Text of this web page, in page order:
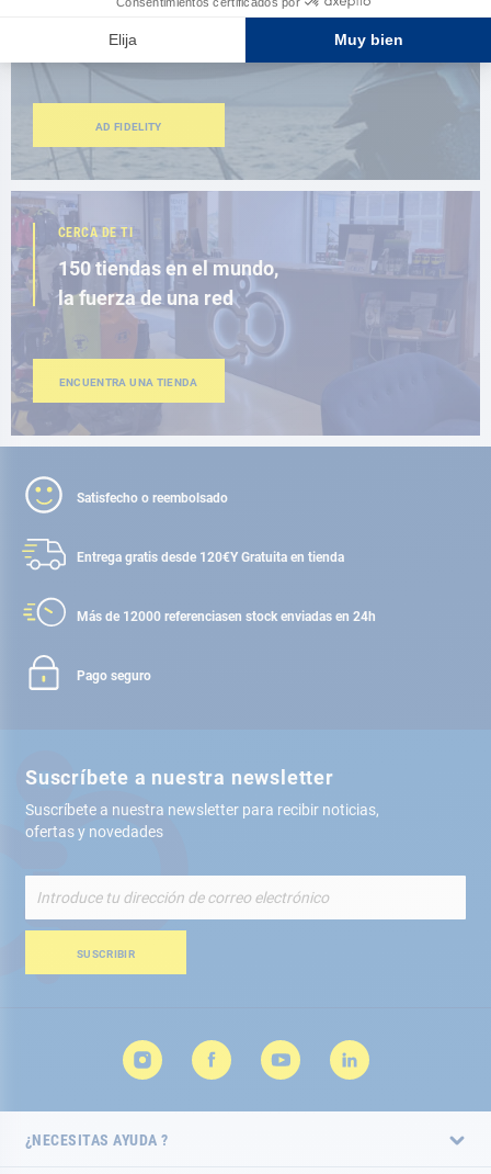
¿Eres apasionado?
Benefíciate de ventajas exclusivas
AD FIDELITY
CERCA DE TI
150 tiendas en el mundo,
la fuerza de una red
ENCUENTRA UNA TIENDA
Satisfecho o reembolsado
Entrega gratis desde 120€Y Gratuita en tienda
Más de 12000 referenciasen stock enviadas en 24h
Pago seguro
Suscríbete a nuestra newsletter
Suscríbete a nuestra newsletter para recibir noticias,
ofertas y novedades
nuestro
de
SUSCRIBIR
¿NECESITAS AYUDA ?